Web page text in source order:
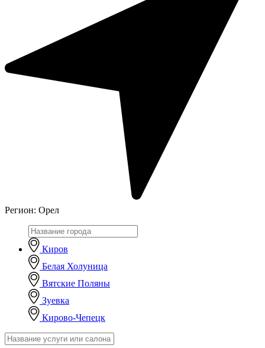
Регион: Орел
Киров
Белая Холуница
Вятские Поляны
Зуевка
Кирово-Чепецк